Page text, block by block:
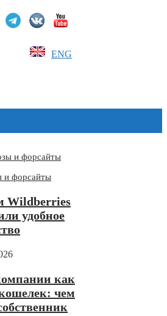
ENG
и форсайты
Wildberries
удобное
как
чем